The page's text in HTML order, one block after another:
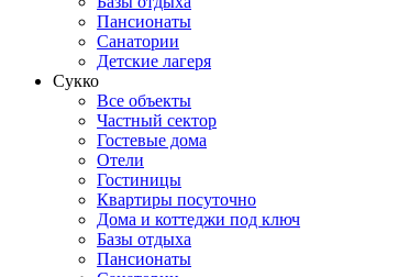
Пансионаты
Санатории
Детские лагеря
Сукко
Все объекты
Частный сектор
Гостевые дома
Отели
Гостиницы
Квартиры посуточно
Дома и коттеджи под ключ
Базы отдыха
Пансионаты